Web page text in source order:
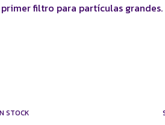
filtro para partículas grandes.
STOCK